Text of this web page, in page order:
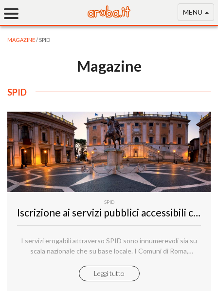
MENU
MAGAZINE/ SPID
Magazine
SPID
SPID
Iscrizione ai servizi pubblici accessibili con SPID
I servizi erogabili attraverso SPID sono innumerevoli sia su
scala nazionale che su base locale. I Comuni di Roma,
Leggi tutto